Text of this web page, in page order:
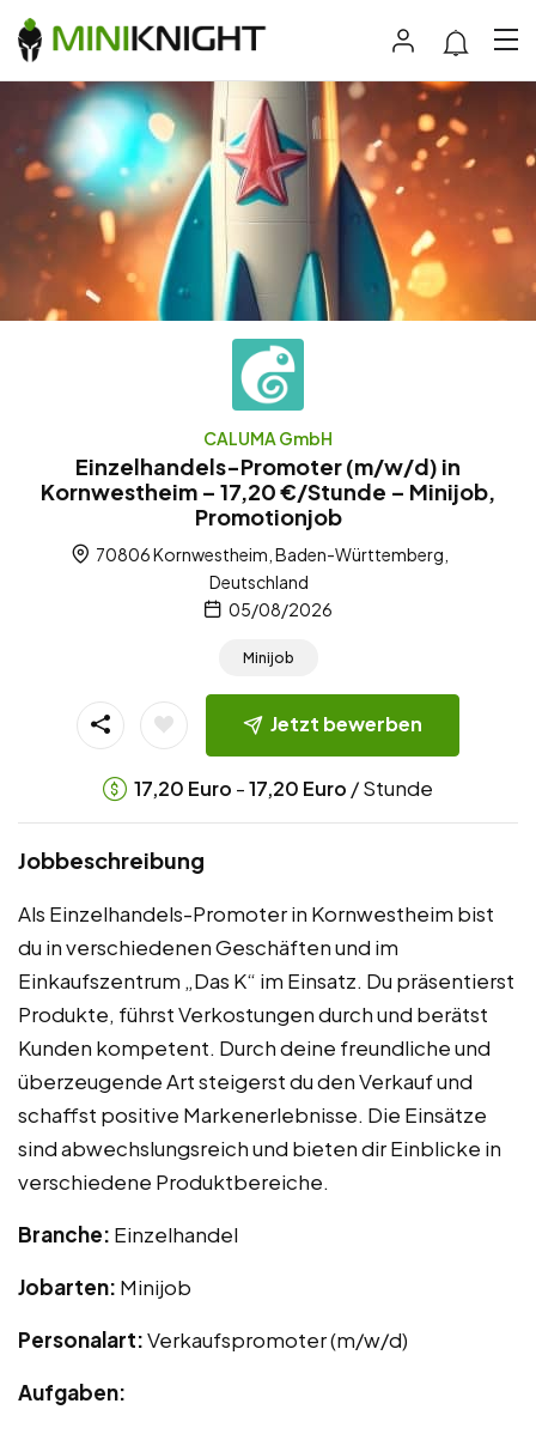
CALUMA GmbH
Einzelhandels-Promoter (m/w/d) in
Kornwestheim – 17,20 €/Stunde – Minijob,
Promotionjob
70806 Kornwestheim, Baden-Württemberg,
Deutschland
05/08/2026
Minijob
Jetzt bewerben
17,20 Euro -17,20 Euro / Stunde
Jobbeschreibung
Als Einzelhandels-Promoter in Kornwestheim bist
du in verschiedenen Geschäften und im
Einkaufszentrum „Das K“ im Einsatz. Du präsentierst
Produkte, führst Verkostungen durch und berätst
Kunden kompetent. Durch deine freundliche und
überzeugende Art steigerst du den Verkauf und
schaffst positive Markenerlebnisse. Die Einsätze
sind abwechslungsreich und bieten dir Einblicke in
verschiedene Produktbereiche.
Branche: Einzelhandel
Jobarten: Minijob
Personalart:Verkaufspromoter (m/w/d)
Aufgaben: